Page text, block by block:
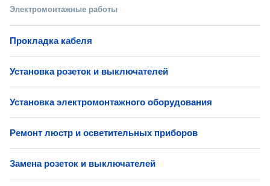
Электромонтажные работы
Прокладка кабеля
Установка розеток и выключателей
Установка электромонтажного оборудования
Ремонт люстр и осветительных приборов
Замена розеток и выключателей